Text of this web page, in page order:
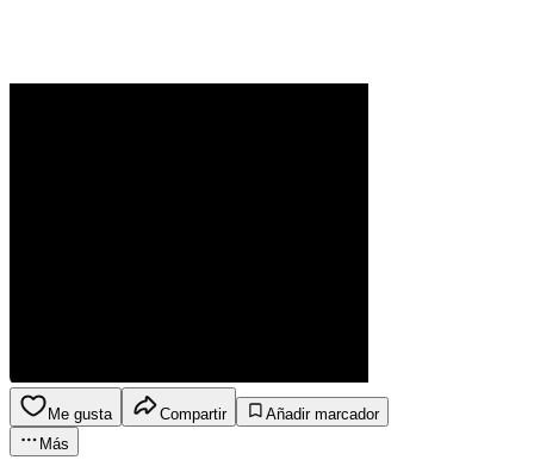
Me gusta Compartir
Añadir marcador
Más